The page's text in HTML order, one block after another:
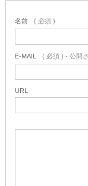
名前 ( 必須 )
E-MAIL ( 必須 ) - 公開
URL